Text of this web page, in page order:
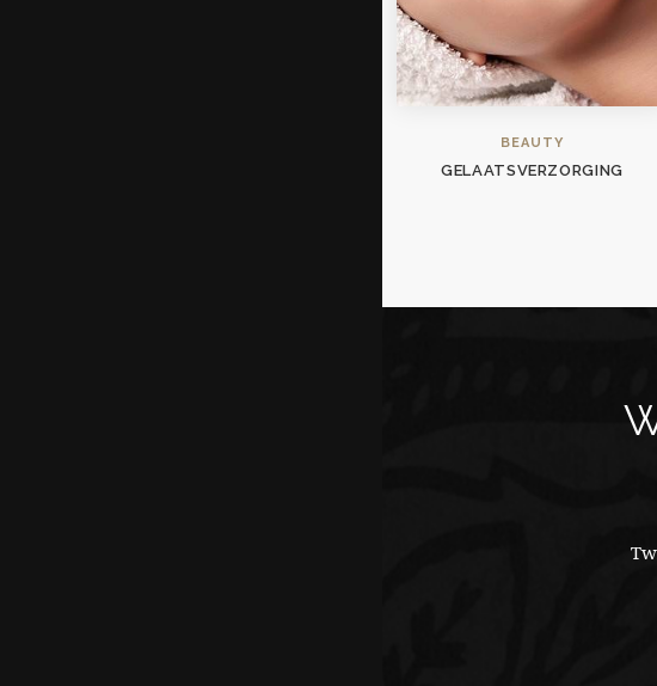
BEAUTY
GELAATSVERZORGING